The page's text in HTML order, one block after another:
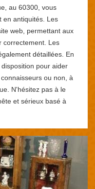
au 60300, vous
en antiquités. Les
web, permettant aux
correctement. Les
détaillées. En
pour aider
ou non, à
N'hésitez pas à le
et sérieux basé à